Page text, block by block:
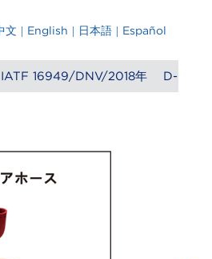
文 English 日本語 Español
DNV/2018年 D-U-N-S /邓白氏